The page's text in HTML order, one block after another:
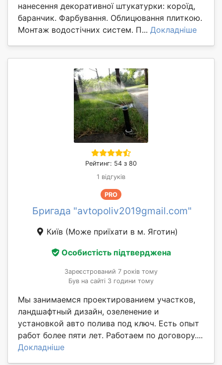
нанесення декоративної штукатурки: короїд,
баранчик. Фарбування. Облицювання плиткою.
Монтаж водостічних систем. П... Докладніше
Рейтинг: 54 з 80
1 відгуків
PRO
Бригада "avtopoliv2019gmail.com"
Київ (Може приїхати в м. Яготин)
Особистість підтверджена
Зареєстрований 7 років тому
Був на сайті 3 години тому
Мы занимаемся проектированием участков,
ландшафтный дизайн, озеленение и
установкой авто полива под ключ. Есть опыт
работ более пяти лет. Работаем по договору....
Докладніше